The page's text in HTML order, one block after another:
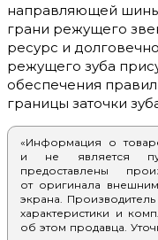
направляющей
грани режущего
ресурс и
режущего зуба
обеспечения
границы заточки
«Информация о
и не является
предоставлены
от оригинала
экрана.
характеристики и
об этом продавца.